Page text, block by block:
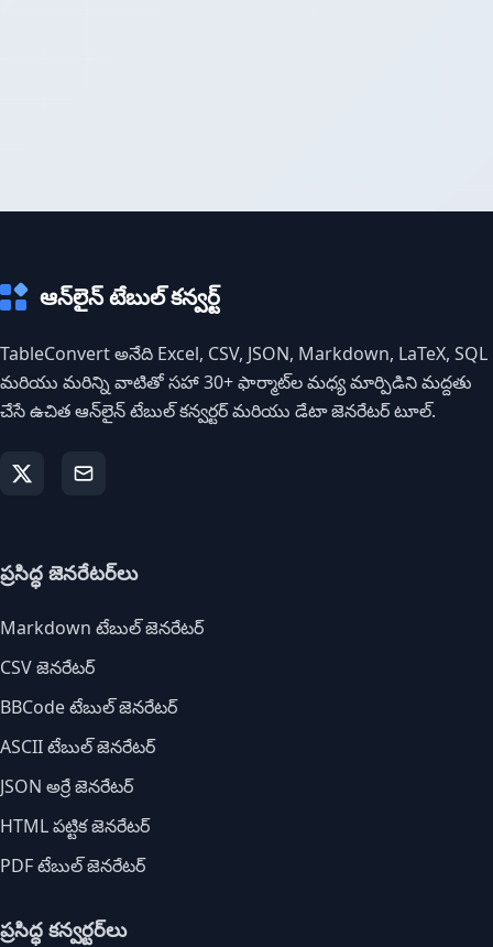
ఆన్‌లైన్ టేబుల్ కన్వర్ట్
TableConvert అనేది Excel, CSV, JSON, Markdown, LaTeX, SQL
మరియు మరిన్ని వాటితో సహా 30+ ఫార్మాట్‌ల మధ్య మార్పిడిని మద్దతు
చేసే ఉచిత ఆన్‌లైన్ టేబుల్ కన్వర్టర్ మరియు డేటా జెనరేటర్ టూల్.
ప్రసిద్ధ జెనరేటర్‌లు
Markdown టేబుల్ జెనరేటర్
CSV జెనరేటర్
BBCode టేబుల్ జెనరేటర్
ASCII టేబుల్ జెనరేటర్
JSON అర్రే జెనరేటర్
HTML పట్టిక జెనరేటర్
PDF టేబుల్ జెనరేటర్
ప్రసిద్ధ కన్వర్టర్‌లు